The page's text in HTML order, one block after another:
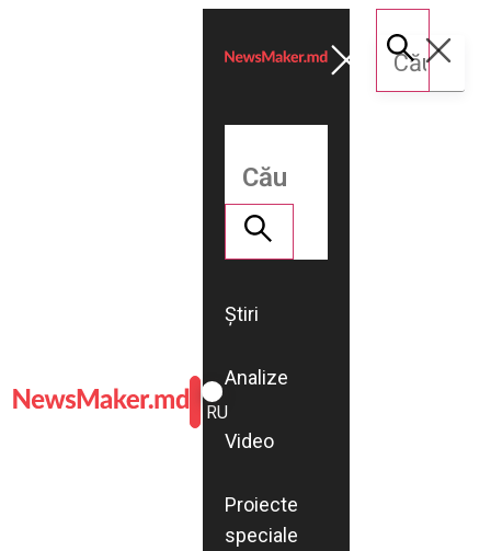
ROMÂNĂ
RU
Știri
Analize
Video
Proiecte
speciale